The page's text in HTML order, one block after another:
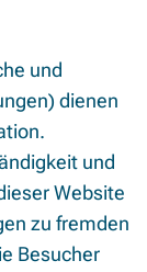
und
dienen
und
Website
zu fremden
Besucher